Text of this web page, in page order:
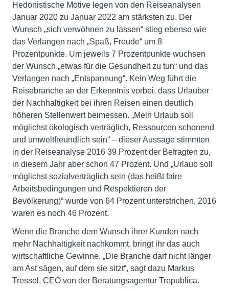
Hedonistische Motive legen von den Reiseanalysen
Januar 2020 zu Januar 2022 am stärksten zu. Der
Wunsch „sich verwöhnen zu lassen“ stieg ebenso wie
das Verlangen nach „Spaß, Freude“ um 8
Prozentpunkte. Um jeweils 7 Prozentpunkte wuchsen
der Wunsch „etwas für die Gesundheit zu tun“ und das
Verlangen nach „Entspannung“. Kein Weg führt die
Reisebranche an der Erkenntnis vorbei, dass Urlauber
der Nachhaltigkeit bei ihren Reisen einen deutlich
höheren Stellenwert beimessen. „Mein Urlaub soll
möglichst ökologisch verträglich, Ressourcen schonend
und umweltfreundlich sein“ – dieser Aussage stimmten
in der Reiseanalyse 2016 39 Prozent der Befragten zu,
in diesem Jahr aber schon 47 Prozent. Und „Urlaub soll
möglichst sozialverträglich sein (das heißt faire
Arbeitsbedingungen und Respektieren der
Bevölkerung)“ wurde von 64 Prozent unterstrichen, 2016
waren es noch 46 Prozent.
Wenn die Branche dem Wunsch ihrer Kunden nach
mehr Nachhaltigkeit nachkommt, bringt ihr das auch
wirtschaftliche Gewinne. „Die Branche darf nicht länger
am Ast sägen, auf dem sie sitzt“, sagt dazu Markus
Tressel, CEO von der Beratungsagentur Trepublica.